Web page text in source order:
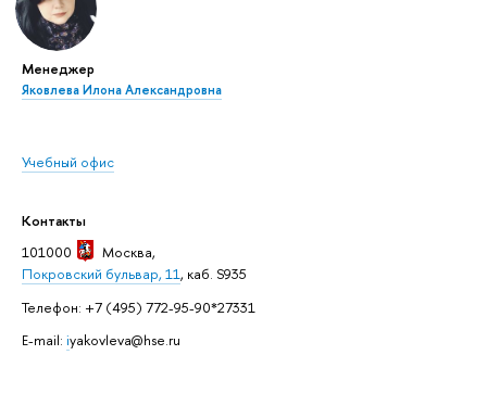
Менеджер
Яковлева Илона Александровна
Учебный офис
Контакты
101000
Москва,
Покровский бульвар, 11, каб. S935
Телефон: +7 (495) 772-95-90*27331
E-mail: iyakovleva@hse.ru